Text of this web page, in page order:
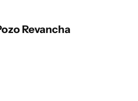
Revancha